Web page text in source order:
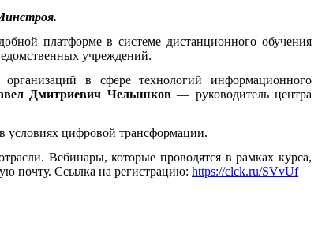
платформе в системе дистанционного обучения
учреждений.
в сфере технологий информационного
Дмитриевич Челышков— руководитель центра
условиях цифровой трансформации.
Вебинары, которые проводятся в рамках курса,
почту. Ссылка на регистрацию: https://clck.ru/SVvUf